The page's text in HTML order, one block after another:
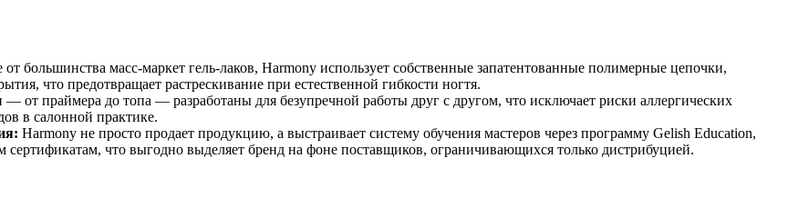
от большинства масс-маркет гель-лаков, Harmony использует собственные запатентованные полимерные цепочки,
что предотвращает растрескивание при естественной гибкости ногтя.
от праймера до топа — разработаны для безупречной работы друг с другом, что исключает риски аллергических
в салонной практике.
Harmony не просто продает продукцию, а выстраивает систему обучения мастеров через программу Gelish Education,
что выгодно выделяет бренд на фоне поставщиков, ограничивающихся только дистрибуцией.